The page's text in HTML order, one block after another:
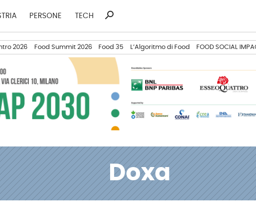
PERSONE TECH
Ricerca
search
2026 Food Summit 2026 Food 35 L’Algoritmo di Food FOOD SOCIAL
Doxa